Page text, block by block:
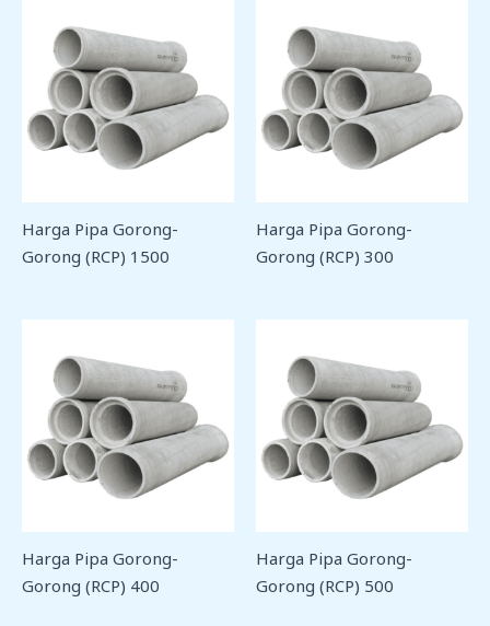
Harga Pipa Gorong-
Gorong (RCP) 1500
Harga Pipa Gorong-
Gorong (RCP) 300
Harga Pipa Gorong-
Gorong (RCP) 400
Harga Pipa Gorong-
Gorong (RCP) 500